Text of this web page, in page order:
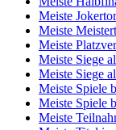
Meiste
Meiste
Meiste
Meiste Siege
Meiste Siege
Meiste Spiele
Meiste Spiele
Meiste